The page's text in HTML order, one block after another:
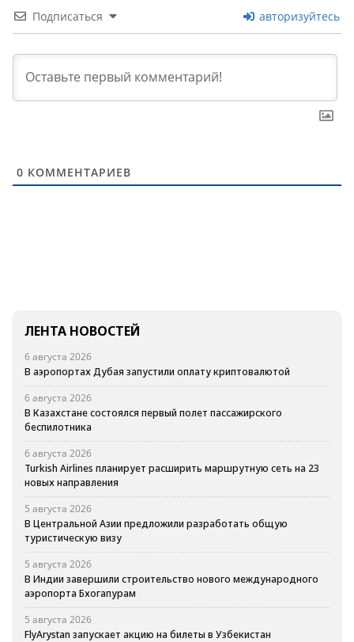
Подписаться авторизуйтесь
0 КОММЕНТАРИЕВ
ЛЕНТА НОВОСТЕЙ
6 августа 2026
В аэропортах Дубая запустили оплату криптовалютой
6 августа 2026
В Казахстане состоялся первый полет пассажирского
беспилотника
6 августа 2026
Turkish Airlines планирует расширить маршрутную сеть на 23
новых направления
5 августа 2026
В Центральной Азии предложили разработать общую
туристическую визу
5 августа 2026
В Индии завершили строительство нового международного
аэропорта Бхогапурам
5 августа 2026
FlyArystan запускает акцию на билеты в Узбекистан